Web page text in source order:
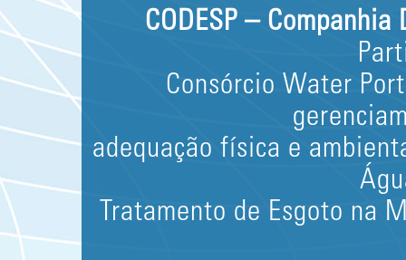
CODESP –
Consórcio Water
adequação física e
Tratamento de Esgoto na